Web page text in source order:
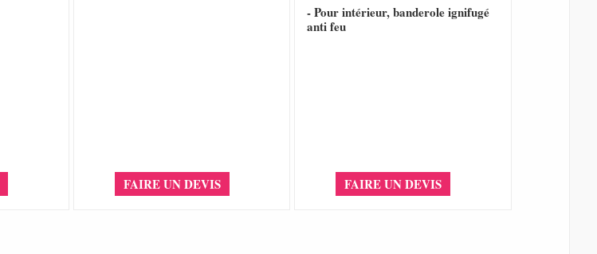
FAIRE UN DEVIS
- Pour intérieur, banderole ignifugé
anti feu
FAIRE UN DEVIS